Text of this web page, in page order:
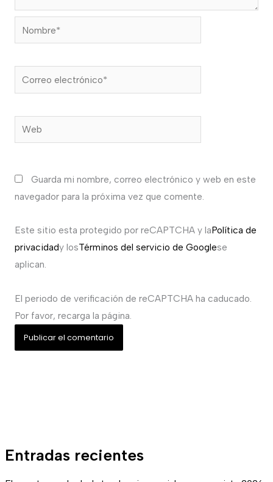
Entradas recientes
Nombre*
Correo
electrónico*
Web
Guarda mi nombre, correo electrónico y web en este
navegador para la próxima vez que comente.
Este sitio esta protegido por reCAPTCHA y laPolítica de
privacidady losTérminos del servicio de Googlese
aplican.
El periodo de verificación de reCAPTCHA ha caducado.
Por favor, recarga la página.